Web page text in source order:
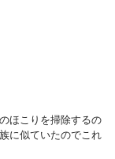
ほこりを掃除するの
に似ていたのでこれ